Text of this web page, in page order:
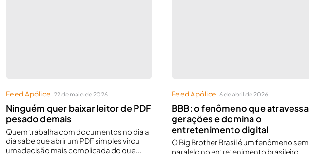
Feed Apólice 22 de maio de 2026
Ninguém quer baixar leitor de PDF
pesado demais
Quem trabalha com documentos no dia a
dia sabe que abrir um PDF simples virou
umadecisão mais complicada do que...
Feed Apólice 6 de abril de 2026
BBB: o fenômeno que atravessa
gerações e domina o
entretenimento digital
O Big Brother Brasil é um fenômeno sem
paralelo no entretenimento brasileiro.